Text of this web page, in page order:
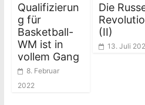
Qualifizierun
g für
Basketball-
WM ist in
vollem Gang
8. Februar
2022
Die
(II)
13. Juli